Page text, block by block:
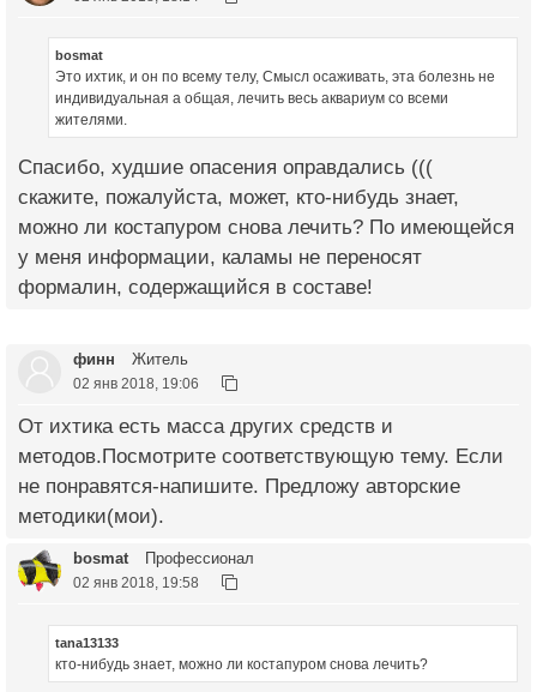
bosmat
Это ихтик, и он по всему телу, Смысл осаживать, эта болезнь не
индивидуальная а общая, лечить весь аквариум со всеми
жителями.
Спасибо, худшие опасения оправдались (((
скажите, пожалуйста, может, кто-нибудь знает,
можно ли костапуром снова лечить? По имеющейся
у меня информации, каламы не переносят
формалин, содержащийся в составе!
финн Житель
02 янв 2018, 19:06
От ихтика есть масса других средств и
методов.Посмотрите соответствующую тему. Если
не понравятся-напишите. Предложу авторские
методики(мои).
bosmat Профессионал
02 янв 2018, 19:58
tana13133
кто-нибудь знает, можно ли костапуром снова лечить?